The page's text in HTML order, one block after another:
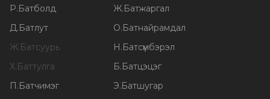
Р. Батболд Ж. Батжаргал
Д. Батлут О. Батнайрамдал
Ж. Батсуурь Н . Батсүмбэрэл
Х. Баттулга Б. Батцэцэг
П . Батчимэг Э. Батшугар